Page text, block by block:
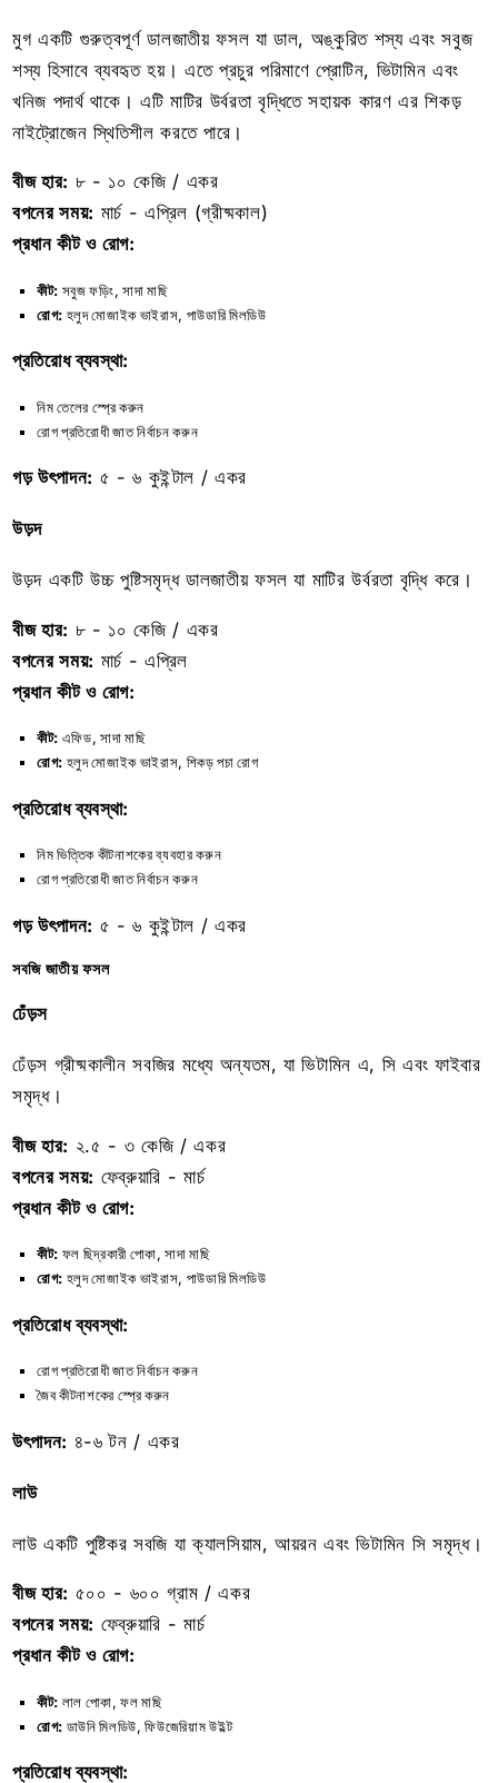
মুগ একটি গুরুত্বপূর্ণ ডালজাতীয় ফসল যা ডাল, অঙ্কুরিত শস্য এবং সবুজ
শস্য হিসাবে ব্যবহৃত হয়। এতে প্রচুর পরিমাণে প্রোটিন, ভিটামিন এবং
খনিজ পদার্থ থাকে। এটি মাটির উর্বরতা বৃদ্ধিতে সহায়ক কারণ এর শিকড়
নাইট্রোজেন স্থিতিশীল করতে পারে।
বীজ হার: ৮ - ১০ কেজি / একর
বপনের সময়: মার্চ - এপ্রিল (গ্রীষ্মকাল)
প্রধান কীট ও রোগ:
কীট: সবুজ ফড়িং, সাদা মাছি
রোগ: হলুদ মোজাইক ভাইরাস, পাউডারি মিলডিউ
প্রতিরোধ ব্যবস্থা:
নিম তেলের স্প্রে করুন
রোগ প্রতিরোধী জাত নির্বাচন করুন
গড় উৎপাদন: ৫ - ৬ কুইন্টাল / একর
উড়দ
উড়দ একটি উচ্চ পুষ্টিসমৃদ্ধ ডালজাতীয় ফসল যা মাটির উর্বরতা বৃদ্ধি করে।
বীজ হার: ৮ - ১০ কেজি / একর
বপনের সময়: মার্চ - এপ্রিল
প্রধান কীট ও রোগ:
কীট: এফিড, সাদা মাছি
রোগ: হলুদ মোজাইক ভাইরাস, শিকড় পচা রোগ
প্রতিরোধ ব্যবস্থা:
নিম ভিত্তিক কীটনাশকের ব্যবহার করুন
রোগ প্রতিরোধী জাত নির্বাচন করুন
গড় উৎপাদন: ৫ - ৬ কুইন্টাল / একর
সবজি জাতীয় ফসল
ঢেঁড়স
ঢেঁড়স গ্রীষ্মকালীন সবজির মধ্যে অন্যতম, যা ভিটামিন এ, সি এবং ফাইবার
সমৃদ্ধ।
বীজ হার: ২.৫ - ৩ কেজি / একর
বপনের সময়: ফেব্রুয়ারি - মার্চ
প্রধান কীট ও রোগ:
কীট: ফল ছিদ্রকারী পোকা, সাদা মাছি
রোগ: হলুদ মোজাইক ভাইরাস, পাউডারি মিলডিউ
প্রতিরোধ ব্যবস্থা:
রোগ প্রতিরোধী জাত নির্বাচন করুন
জৈব কীটনাশকের স্প্রে করুন
উৎপাদন: ৪-৬ টন / একর
লাউ
লাউ একটি পুষ্টিকর সবজি যা ক্যালসিয়াম, আয়রন এবং ভিটামিন সি সমৃদ্ধ।
বীজ হার: ৫০০ - ৬০০ গ্রাম / একর
বপনের সময়: ফেব্রুয়ারি - মার্চ
প্রধান কীট ও রোগ:
কীট: লাল পোকা, ফল মাছি
রোগ: ডাউনি মিলডিউ, ফিউজেরিয়াম উইল্ট
প্রতিরোধ ব্যবস্থা: